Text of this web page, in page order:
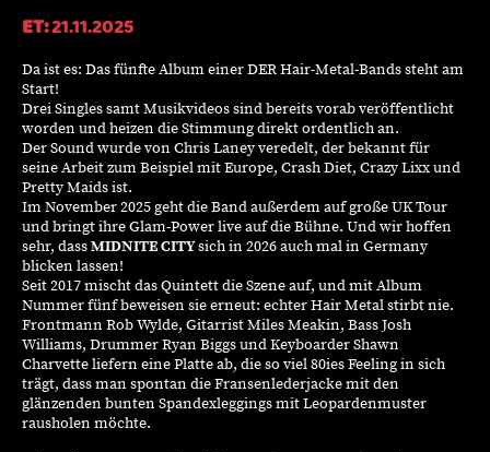
ET:21.11.2025
Da ist es: Das fünfte Album einer DER Hair-Metal-Bands steht am
Start!
Drei Singles samt Musikvideos sind bereits vorab veröffentlicht
worden und heizen die Stimmung direkt ordentlich an.
Der Sound wurde von Chris Laney veredelt, der bekannt für
seine Arbeit zum Beispiel mit Europe, CrashDiet, CrazyLixxund
PrettyMaidsist.
Im November 2025 geht die Band außerdem auf großeUK Tour
und bringt ihre Glam-Power live auf die Bühne. Und wir hoffen
sehr, dassMIDNITE CITYsich in 2026 auch mal in Germany
blicken lassen!
Seit 2017 mischt das Quintett die Szene auf, und mit Album
Nummer fünf beweisen sie erneut: echter HairMetalstirbt nie.
Frontmann Rob Wylde, Gitarrist Miles Meakin, Bass Josh
Williams, Drummer Ryan Biggs und Keyboarder Shawn
Charvetteliefern eine Platte ab, die so viel 80ies Feeling in sich
trägt, dass man spontan die Fransenlederjacke mit den
glänzenden bunten Spandexleggingsmit Leopardenmuster
rausholen möchte.